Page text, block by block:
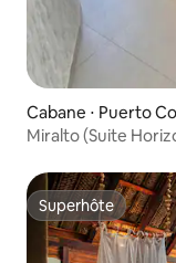
Cabane ⋅ Puerto
Miralto (Suite
Superhôte
Superhôte